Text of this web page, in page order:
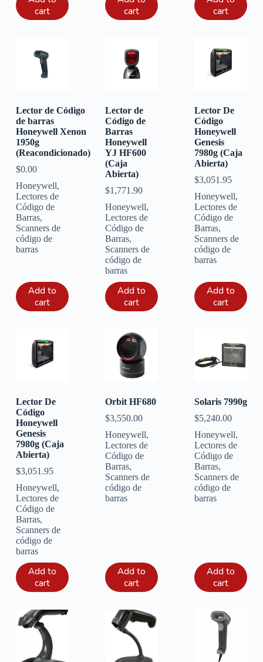
cart
cart
cart
Lector de Código
de barras
Honeywell Xenon
1950g
(Reacondicionado)
$0.00
Honeywell,
Lectores de
Código de
Barras,
Scanners de
código de
barras
Add to
cart
Lector de
Código de
Barras
Honeywell
YJ HF600
(Caja
Abierta)
$1,771.90
Honeywell,
Lectores de
Código de
Barras,
Scanners de
código de
barras
Add to
cart
Lector De
Código
Honeywell
Genesis
7980g (Caja
Abierta)
$3,051.95
Honeywell,
Lectores de
Código de
Barras,
Scanners de
código de
barras
Add to
cart
Lector De
Código
Honeywell
Genesis
7980g (Caja
Abierta)
$3,051.95
Honeywell,
Lectores de
Código de
Barras,
Scanners de
código de
barras
Add to
cart
Orbit HF680
$3,550.00
Honeywell,
Lectores de
Código de
Barras,
Scanners de
código de
barras
Add to
cart
Solaris 7990g
$5,240.00
Honeywell,
Lectores de
Código de
Barras,
Scanners de
código de
barras
Add to
cart